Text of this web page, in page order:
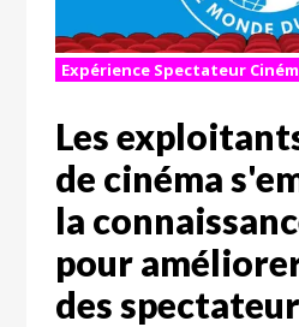
Expérience Spectateur
Les
de cinéma
la
pour
des